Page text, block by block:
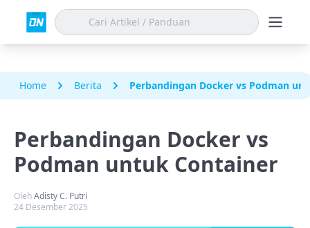
Home Berita Perbandingan Docker vs Podman
Perbandingan Docker vs
Podman untuk Container
OlehAdisty C. Putri
24 Desember 2025